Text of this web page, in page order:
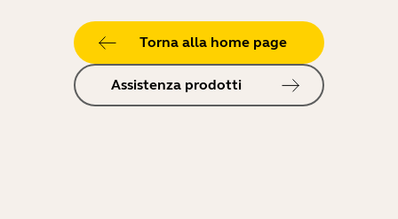
Torna alla home page
Assistenza prodotti